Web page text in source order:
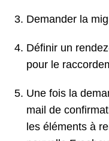
Demander la
Définir un
pour le
Une fois la
mail de
les éléments à